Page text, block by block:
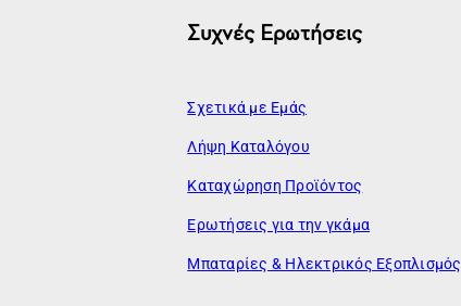
Συχνές Ερωτήσεις
Σχετικά με Εμάς
Λήψη Καταλόγου
Καταχώρηση Προϊόντος
Ερωτήσεις για την γκάμα
Μπαταρίες & Ηλεκτρικός Εξοπλισμός